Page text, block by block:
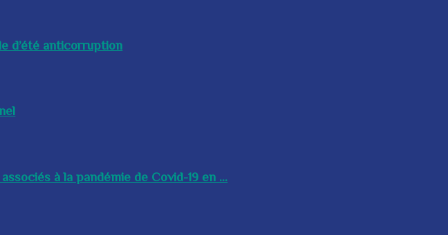
d’été anticorruption
à la pandémie de Covid-19 en ...